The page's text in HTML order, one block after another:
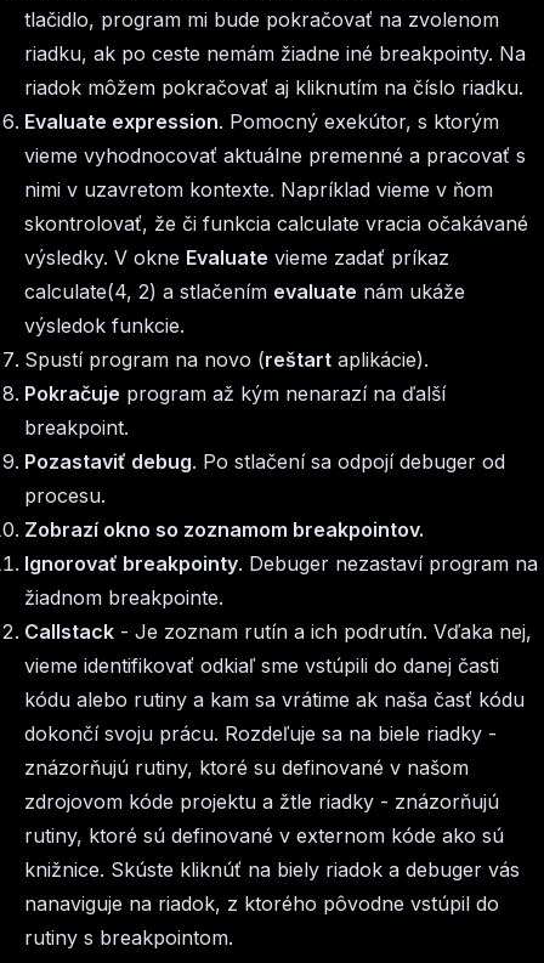
tlačidlo, program mi bude pokračovať na zvolenom
riadku, ak po ceste nemám žiadne iné breakpointy. Na
riadok môžem pokračovať aj kliknutím na číslo riadku.
Evaluate expression. Pomocný exekútor, s ktorým
vieme vyhodnocovať aktuálne premenné a pracovať s
nimi v uzavretom kontexte. Napríklad vieme v ňom
skontrolovať, že či funkcia calculate vracia očakávané
výsledky. V okne Evaluate vieme zadať príkaz
calculate(4, 2) a stlačením evaluate nám ukáže
výsledok funkcie.
Spustí program na novo (reštart aplikácie).
Pokračuje program až kým nenarazí na ďalší
breakpoint.
Pozastaviť debug. Po stlačení sa odpojí debuger od
procesu.
Zobrazí okno so zoznamom breakpointov.
Ignorovať breakpointy. Debuger nezastaví program na
žiadnom breakpointe.
Callstack - Je zoznam rutín a ich podrutín. Vďaka nej,
vieme identifikovať odkiaľ sme vstúpili do danej časti
kódu alebo rutiny a kam sa vrátime ak naša časť kódu
dokončí svoju prácu. Rozdeľuje sa na biele riadky -
znázorňujú rutiny, ktoré su definované v našom
zdrojovom kóde projektu a žtle riadky - znázorňujú
rutiny, ktoré sú definované v externom kóde ako sú
knižnice. Skúste kliknúť na biely riadok a debuger vás
nanaviguje na riadok, z ktorého pôvodne vstúpil do
rutiny s breakpointom.